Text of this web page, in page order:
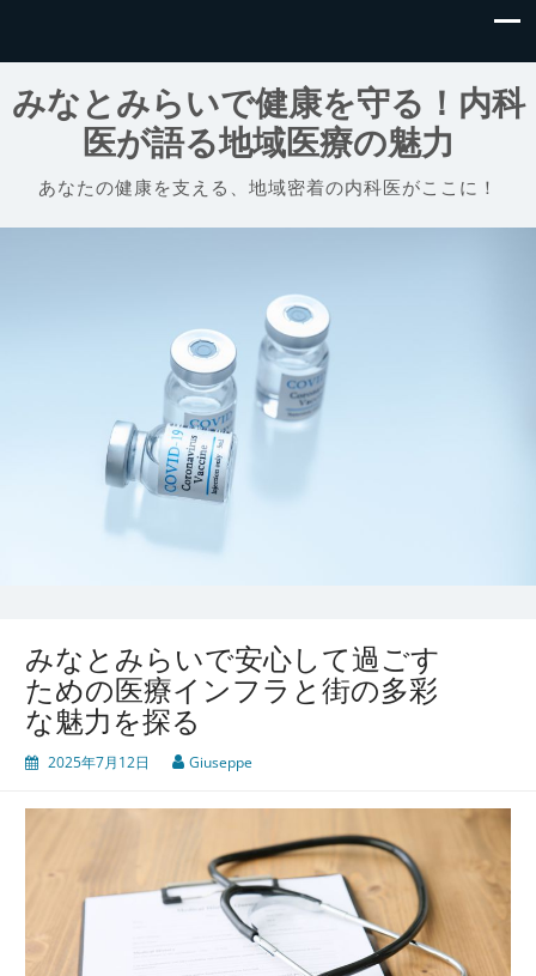
みなとみらいで健康を守る！内科
医が語る地域医療の魅力
あなたの健康を支える、地域密着の内科医がここに！
みなとみらいで安心して過ごす
ための医療インフラと街の多彩
な魅力を探る
2025年7月12日 Giuseppe